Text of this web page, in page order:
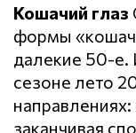
Кошачий глаз
формы
далекие 50-е.
сезоне лето
направлениях:
заканчивая